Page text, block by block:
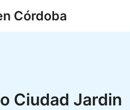
Córdoba
Ciudad Jardin